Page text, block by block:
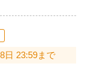
日 23:59まで